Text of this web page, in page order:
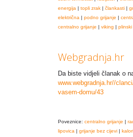
energija | topli zrak | člankasti |
električna | podno grijanje |
centralno grijanje | viking | plinski
Webgradnja.hr
Da biste vidjeli članak o
www.webgradnja.hr//
vasem-domu/43
Poveznice: centralno grijanje |
lipovica | grijanje bez cijevi |